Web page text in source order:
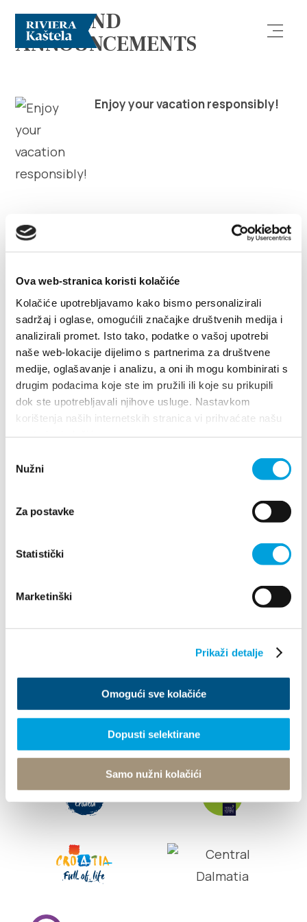
Ova web-stranica koristi kolačiće
Kolačiće upotrebljavamo kako bismo personalizirali
sadržaj i oglase, omogućili značajke društvenih medija i
analizirali promet. Isto tako, podatke o vašoj upotrebi
naše web-lokacije dijelimo s partnerima za društvene
medije, oglašavanje i analizu, a oni ih mogu kombinirati s
drugim podacima koje ste im pružili ili koje su prikupili
dok ste upotrebljavali njihove usluge. Nastavkom
korištenja naših internetskih stranica vi prihvaćate našu
pristanka
Nužni
Za postavke
Statistički
Marketinški
Prikaži detalje
Omogući sve kolačiće
Dopusti selektirane
Samo nužni kolačići
Explore
What to do
Info
Multimedia
Tourist office
Safe in Dalmatia
21216 Kaštel Stari, Hrvatska
Directions
NEWS AND
ANNOUNCEMENTS
Enjoy your vacation responsibly!
Villa Nika, Kamberovo šetalište 30
21216 Kaštel Stari, Hrvatska
Directions
+385 21 227 933
info@kastela-info.hr
Explore
Destination
What to do
Info
Tourist office
© TZ Kastela 2022 Cookie Policy Developed by:Nove vibracije
Design by:Signed Design